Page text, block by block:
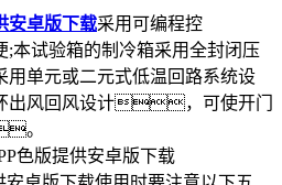
安卓版下载采用可编程控
试验箱的制冷箱采用全封闭压
单元或二元式低温回路系统设
风回风设计，可使开门
。